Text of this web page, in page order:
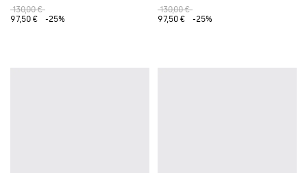
130,00 €
97,50 €
-25%
130,00 €
97,50 €
-25%